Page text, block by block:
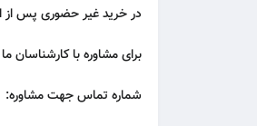
در خرید غیر حضوری پس از
برای مشاوره با کارشناسان
شماره تماس جهت مشاوره: